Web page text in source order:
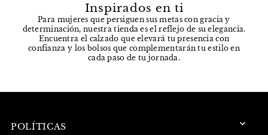
Inspirados en ti
Para mujeres que persiguen sus metas con gracia y
determinación, nuestra tienda es el reflejo de su elegancia.
Encuentra el calzado que elevará tu presencia con
confianza y los bolsos que complementarán tu estilo en
cada paso de tu jornada.
POLÍTICAS